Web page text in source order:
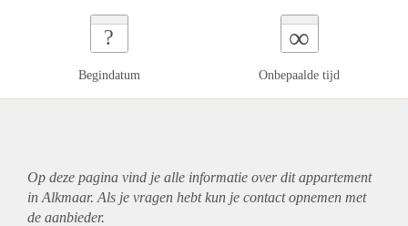
?
Begindatum
∞
Onbepaalde tijd
Op deze pagina vind je alle informatie over ditappartement
in Alkmaar. Als je vragen hebt kun je contact opnemen met
de aanbieder.